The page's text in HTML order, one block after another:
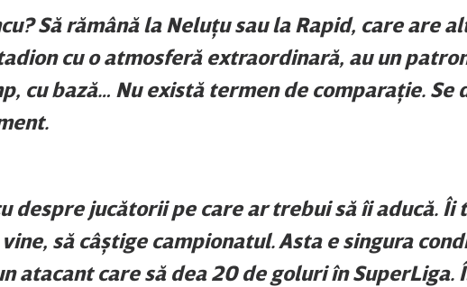
Să rămână la Neluţu sau la Rapid, care are
cu o atmosferă extraordinară, au un
cu bază… Nu există termen de comparaţie. Se
despre jucătorii pe care ar trebui să îi aducă. Îi
să câştige campionatul. Asta e singura
atacant care să dea 20 de goluri în SuperLiga.